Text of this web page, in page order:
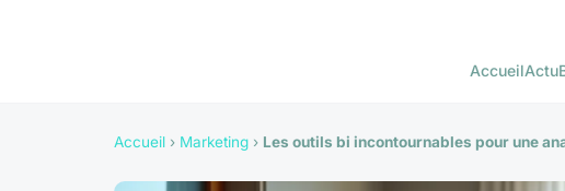
AccueilActu
Accueil › Marketing › Les outils bi incontournables pour une